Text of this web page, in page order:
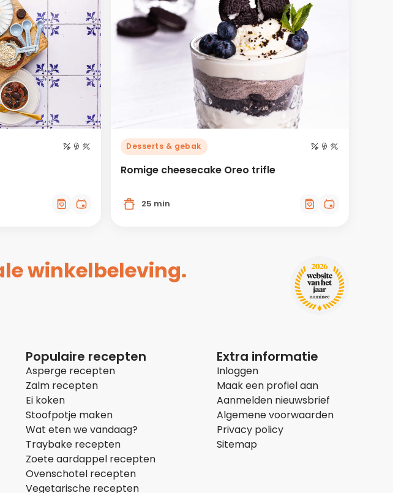
Desserts & gebak
Romige cheesecake Oreo trifle
25 min
winkelbeleving.
Populaire recepten
Asperge recepten
Zalm recepten
Ei koken
Stoofpotje maken
Wat eten we vandaag?
Traybake recepten
Zoete aardappel recepten
Ovenschotel recepten
Vegetarische recepten
Extra informatie
Inloggen
Maak een profiel aan
Aanmelden nieuwsbrief
Algemene voorwaarden
Privacy policy
Sitemap